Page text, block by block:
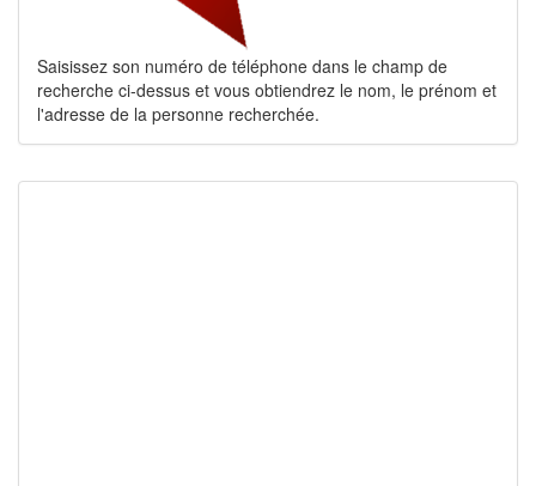
Saisissez son numéro de téléphone dans le champ de
recherche ci-dessus et vous obtiendrez le nom, le prénom et
l'adresse de la personne recherchée.